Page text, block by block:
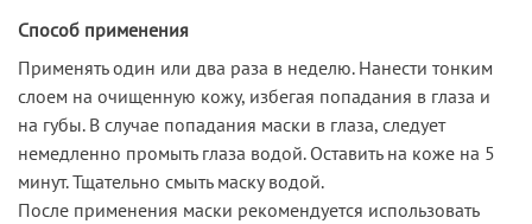
Способ применения
Применять один или два раза в неделю. Нанести тонким
слоем на очищенную кожу, избегая попадания в глаза и
на губы. В случае попадания маски в глаза, следует
немедленно промыть глаза водой. Оставить на коже на 5
минут. Тщательно смыть маску водой.
После применения маски рекомендуется использовать